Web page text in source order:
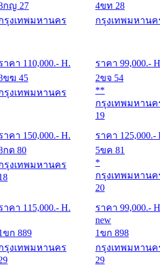
กญ 27
รุงเทพมหานคร
าคา 110,000.- H.
4ขท 28
กรุงเทพมหานค
ราคา 99,000.-
ขฆ 45
รุงเทพมหานคร
าคา 150,000.- H.
2ขจ 54
**
กรุงเทพมหานค
19
ราคา 125,000.-
กด 80
รุงเทพมหานคร
าคา 115,000.- H.
5ขค 81
*
กรุงเทพมหานค
20
ราคา 99,000.-
ขก 889
รุงเทพมหานคร
new
1ขก 898
กรุงเทพมหานค
29